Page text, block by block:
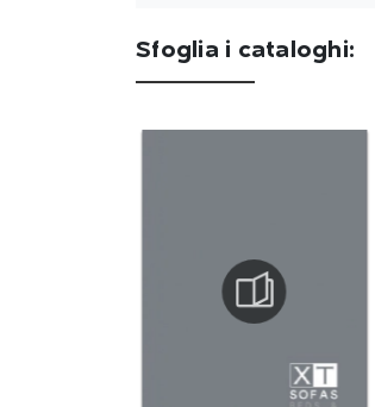
Sfoglia i cataloghi: